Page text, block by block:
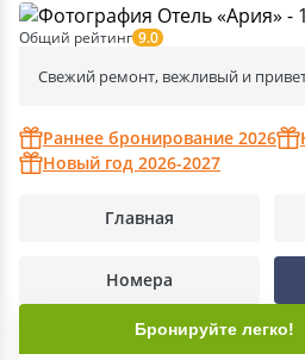
Общий рейтинг 9.0
Свежий ремонт, вежливый и
Раннее бронирование 2026
Новый год 2026-2027
Главная
Номера
Бронируйте легко!